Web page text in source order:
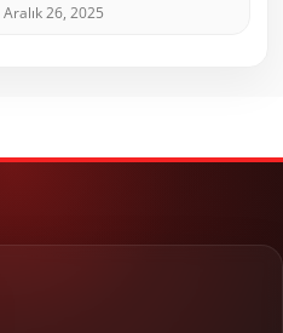
Aralık 26, 2025